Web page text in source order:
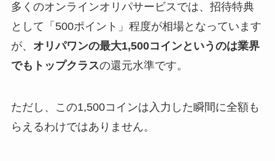
多くのオンラインオリパサービスでは、招待特典
として「500ポイント」程度が相場となっています
が、 オリパワンの最大1,500コインというのは業界
でもトップクラスの還元水準です。
ただし、この1,500コインは入力した瞬間に全額も
らえるわけではありません。